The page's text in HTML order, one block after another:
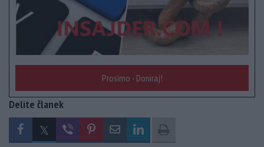
Prosimo - Doniraj!
Delite članek